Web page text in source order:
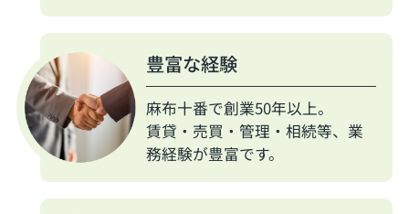
豊富な経験
麻布十番で創業50年以上。
賃貸・売買・管理・相続等、業
務経験が豊富です。